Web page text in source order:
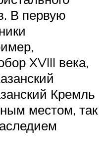
В первую
XVIII века,
Кремль
местом, так